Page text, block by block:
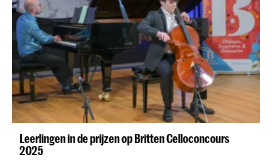
Leerlingen in de prijzen op Britten Celloconcours
2025